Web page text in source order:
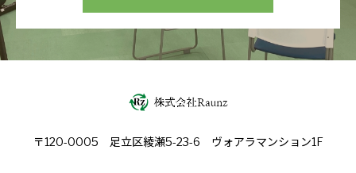
〒120-0005 足立区綾瀬5-23-6 ヴォアラマンション1F